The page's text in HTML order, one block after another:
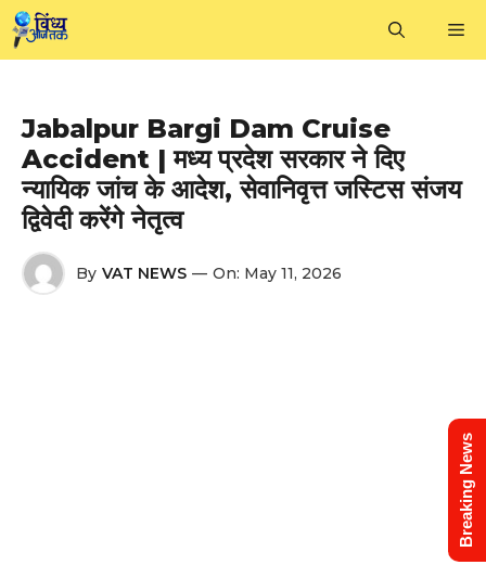
Skip
to
Jabalpur Bargi Dam Cruise
Accident | मध्य प्रदेश सरकार ने दिए
न्यायिक जांच के आदेश, सेवानिवृत्त जस्टिस संजय
द्विवेदी करेंगे नेतृत्व
By VAT NEWS — On: May 11, 2026
Breaking News